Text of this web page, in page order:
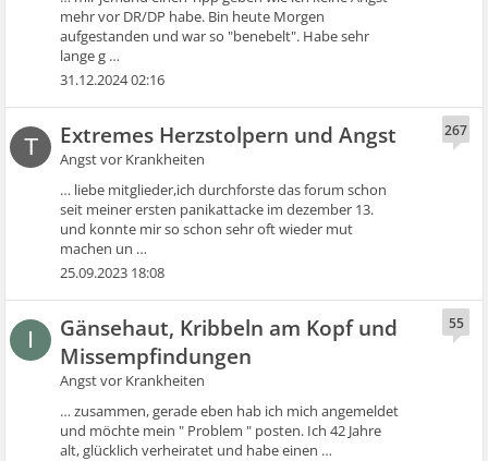
mehr vor DR/DP habe. Bin heute Morgen
aufgestanden und war so "benebelt". Habe sehr
lange g …
31.12.2024 02:16
T Extremes Herzstolpern und Angst
Angst vor Krankheiten
… liebe mitglieder,ich durchforste das forum schon
seit meiner ersten panikattacke im dezember 13.
und konnte mir so schon sehr oft wieder mut
machen un …
267
25.09.2023 18:08
I
Gänsehaut, Kribbeln am Kopf und
Missempfindungen
Angst vor Krankheiten
… zusammen, gerade eben hab ich mich angemeldet
und möchte mein " Problem " posten. Ich 42 Jahre
alt, glücklich verheiratet und habe einen …
55